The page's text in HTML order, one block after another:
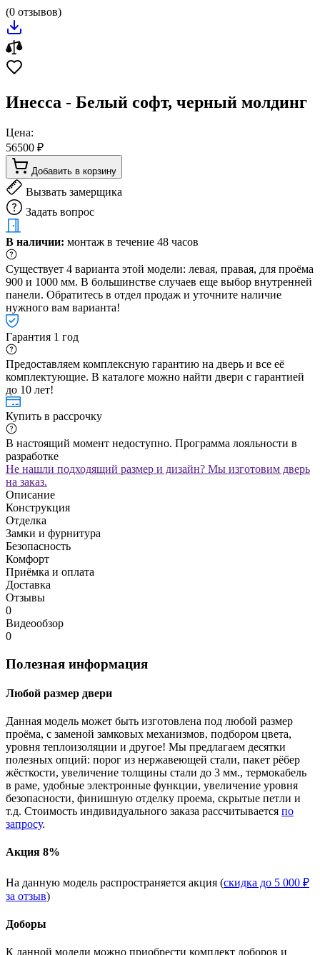
(0 отзывов)
Инесса - Белый софт, черный молдинг
Цена:
56500 ₽
Добавить в корзину
Вызвать замерщика
Задать вопрос
В наличии: монтаж в течение 48 часов
Существует 4 варианта этой модели: левая, правая, для проёма
900 и 1000 мм. В большинстве случаев еще выбор внутренней
панели. Обратитесь в отдел продаж и уточните наличие
нужного вам варианта!
Гарантия 1 год
Предоставляем комплексную гарантию на дверь и все её
комплектующие. В каталоге можно найти двери с гарантией
до 10 лет!
Купить в рассрочку
В настоящий момент недоступно. Программа лояльности в
разработке
Не нашли подходящий размер и дизайн? Мы изготовим дверь
на заказ.
Описание
Конструкция
Отделка
Замки и фурнитура
Безопасность
Комфорт
Приёмка и оплата
Доставка
Отзывы
0
Видеообзор
0
Полезная информация
Любой размер двери
Данная модель может быть изготовлена под любой размер
проёма, с заменой замковых механизмов, подбором цвета,
уровня теплоизоляции и другое! Мы предлагаем десятки
полезных опций: порог из нержавеющей стали, пакет рёбер
жёсткости, увеличение толщины стали до 3 мм., термокабель
в раме, удобные электронные функции, увеличение уровня
безопасности, финишную отделку проема, скрытые петли и
т.д. Стоимость индивидуального заказа рассчитывается по
запросу.
Акция 8%
На данную модель распространяется акция (скидка до 5 000 ₽
за отзыв)
Доборы
К данной модели можно приобрести комплект доборов и